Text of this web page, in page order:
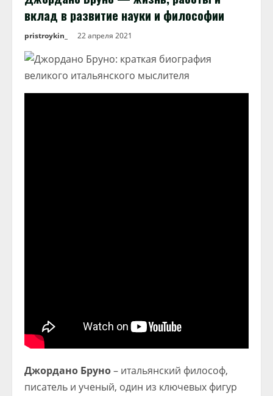
вклад в развитие науки и философии
pristroykin_ 22 апреля 2021
Джордано Бруно– итальянский философ,
писатель и ученый, один из ключевых фигур